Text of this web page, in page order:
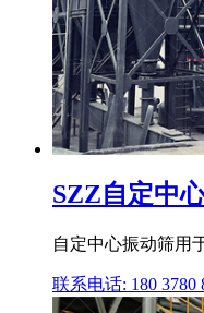
SZZ自定中
自定中心振动筛用
联系电话: 180 3780